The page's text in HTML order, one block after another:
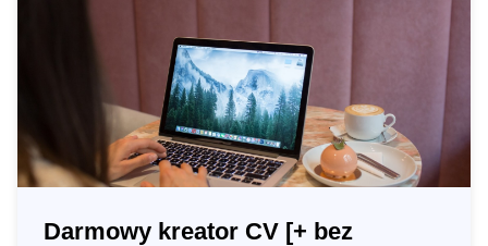
Darmowy kreator CV [+ bez